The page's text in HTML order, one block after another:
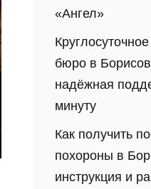
«Ангел»
бюро в
надёжная
минуту
Как получить
похороны в
инструкция и